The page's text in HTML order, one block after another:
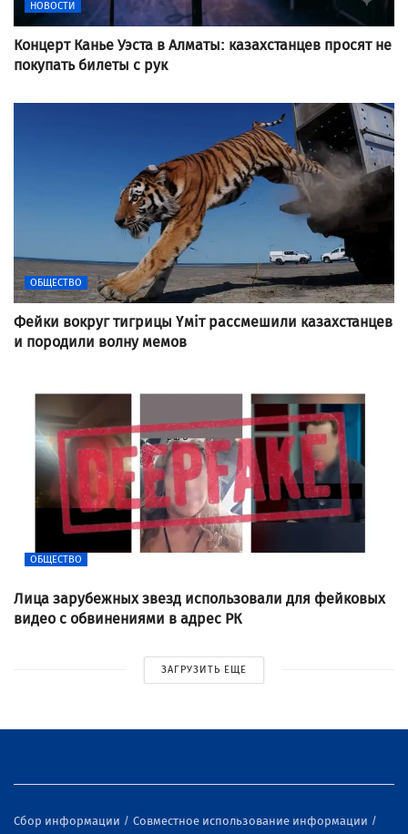
НОВОСТИ
Концерт Канье Уэста в Алматы: казахстанцев просят не
покупать билеты с рук
ОБЩЕСТВО
Фейки вокруг тигрицы Үміт рассмешили казахстанцев
и породили волну мемов
ОБЩЕСТВО
Лица зарубежных звезд использовали для фейковых
видео с обвинениями в адрес РК
ЗАГРУЗИТЬ ЕЩЕ
Сбор информации
Совместное использование информации